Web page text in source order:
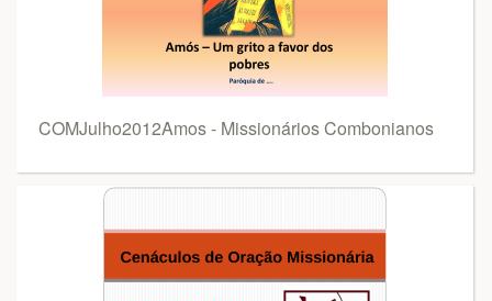
COMJulho2012Amos - Missionários Combonianos